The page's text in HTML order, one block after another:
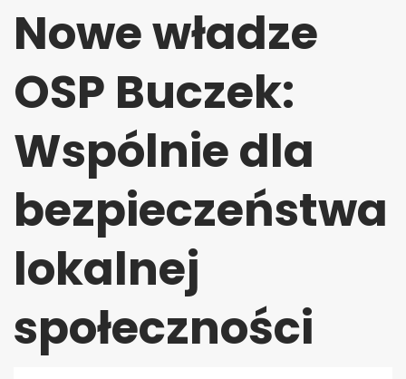
Nowe władze
OSP Buczek:
Wspólnie dla
bezpieczeństwa
lokalnej
społeczności